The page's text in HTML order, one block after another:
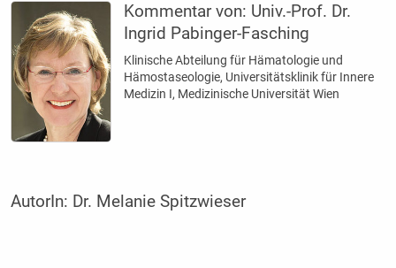
Kommentar von: Univ.-Prof. Dr.
Ingrid Pabinger-Fasching
Klinische Abteilung für Hämatologie und
Hämostaseologie, Universitätsklinik für Innere
Medizin I, Medizinische Universität Wien
AutorIn: Dr. Melanie Spitzwieser